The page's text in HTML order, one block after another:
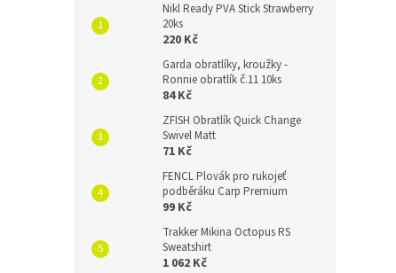
Nikl Ready PVA Stick Strawberry
20ks
220 Kč
Garda obratlíky, kroužky -
Ronnie obratlík č.11 10ks
84 Kč
ZFISH Obratlík Quick Change
Swivel Matt
71 Kč
FENCL Plovák pro rukojeť
podběráku Carp Premium
99 Kč
Trakker Mikina Octopus RS
Sweatshirt
1 062 Kč